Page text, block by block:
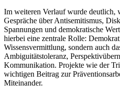
Im weiteren Verlauf wurde deutlich,
Gespräche über Antisemitismus,
Spannungen und demokratische
hierbei eine zentrale Rolle:
Wissensvermittlung, sondern auch
Ambiguitätstoleranz,
Kommunikation. Projekte wie der
wichtigen Beitrag zur
Miteinander.